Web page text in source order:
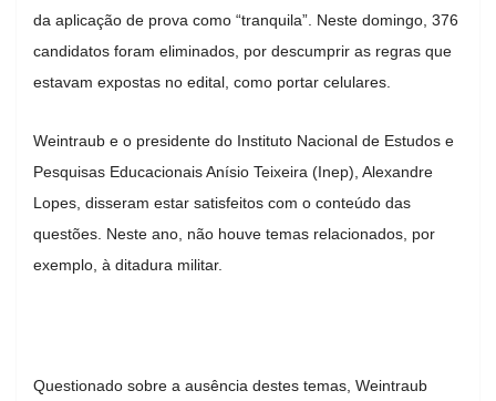
da aplicação de prova como “tranquila”. Neste domingo, 376
candidatos foram eliminados, por descumprir as regras que
estavam expostas no edital, como portar celulares.
Weintraub e o presidente do Instituto Nacional de Estudos e
Pesquisas Educacionais Anísio Teixeira (Inep), Alexandre
Lopes, disseram estar satisfeitos com o conteúdo das
questões. Neste ano, não houve temas relacionados, por
exemplo, à ditadura militar.
Questionado sobre a ausência destes temas, Weintraub